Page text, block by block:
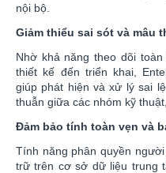
nội bộ.
Giảm thiểu sai sót và mâu
Nhờ khả năng theo dõi
thiết kế đến triển khai,
giúp phát hiện và xử lý sai
thuẫn giữa các nhóm kỹ
Đảm bảo tính toàn vẹn và
Tính năng phân quyền
trữ trên cơ sở dữ liệu trung